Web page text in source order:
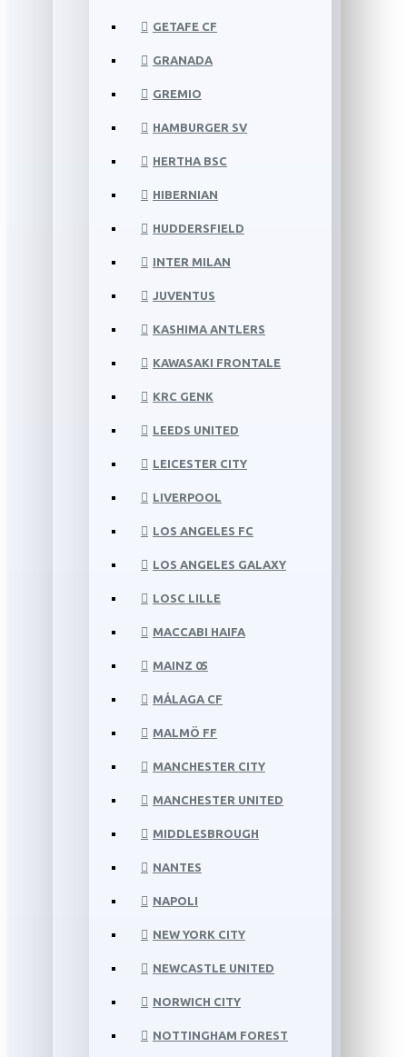
GETAFE CF
GRANADA
GREMIO
HAMBURGER SV
HERTHA BSC
HIBERNIAN
HUDDERSFIELD
INTER MILAN
JUVENTUS
KASHIMA ANTLERS
KAWASAKI FRONTALE
KRC GENK
LEEDS UNITED
LEICESTER CITY
LIVERPOOL
LOS ANGELES FC
LOS ANGELES GALAXY
LOSC LILLE
MACCABI HAIFA
MAINZ 05
MÁLAGA CF
MALMÖ FF
MANCHESTER CITY
MANCHESTER UNITED
MIDDLESBROUGH
NANTES
NAPOLI
NEW YORK CITY
NEWCASTLE UNITED
NORWICH CITY
NOTTINGHAM FOREST